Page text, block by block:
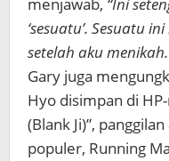
‘sesuatu’. Sesuatu
setelah aku menikah.
Gary juga
Hyo disimpan di
(Blank Ji)”,
populer, Running